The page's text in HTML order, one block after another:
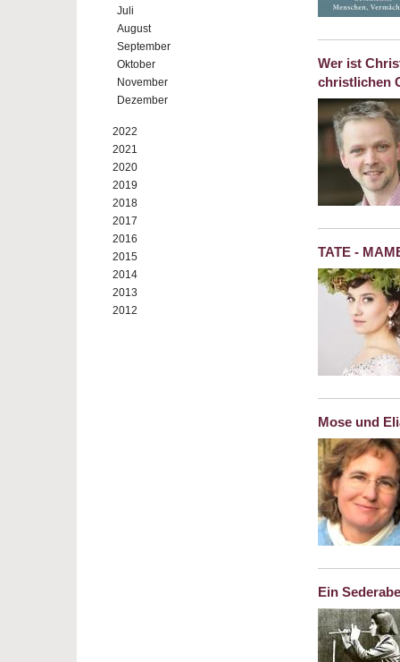
Juli
August
September
Oktober
November
Dezember
2022
2021
2020
2019
2018
2017
2016
2015
2014
2013
2012
Wer ist
christlichen
TATE -
Mose und
Ein